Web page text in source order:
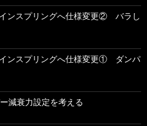
ンスプリングへ仕様変更② バラし
ンスプリングへ仕様変更① ダンパ
減衰力設定を考える